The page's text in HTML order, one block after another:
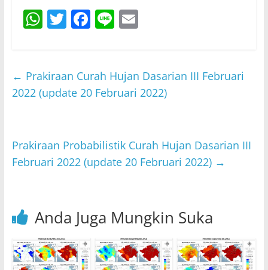
W
s
A
T
er
F
e
b
k
Li E
l
← Prakiraan Curah Hujan Dasarian III Februari
2022 (update 20 Februari 2022)
Prakiraan Probabilistik Curah Hujan Dasarian III
Februari 2022 (update 20 Februari 2022) →
Anda Juga Mungkin Suka